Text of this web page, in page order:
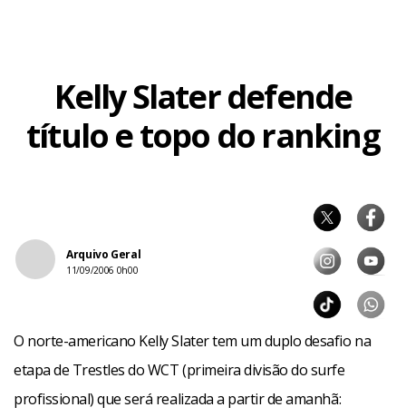
Kelly Slater defende
título e topo do ranking
Arquivo Geral
11/09/2006 0h00
O norte-americano Kelly Slater tem um duplo desafio na
etapa de Trestles do WCT (primeira divisão do surfe
profissional) que será realizada a partir de amanhã: